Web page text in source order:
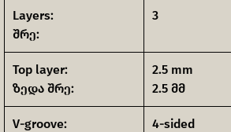
Layers:
შრე:
3
Top layer:
ზედა შრე:
2.5 mm
2.5 მმ
V-groove:
4-sided